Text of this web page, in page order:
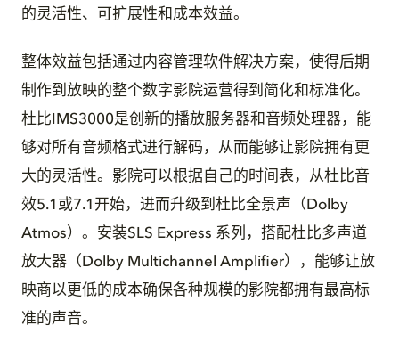
的灵活性、可扩展性和成本效益。
整体效益包括通过内容管理软件解决方案，使得后期
制作到放映的整个数字影院运营得到简化和标准化。
杜比IMS3000是创新的播放服务器和音频处理器，能
够对所有音频格式进行解码，从而能够让影院拥有更
大的灵活性。影院可以根据自己的时间表，从杜比音
效5.1或7.1开始，进而升级到杜比全景声（Dolby
Atmos）。安装SLS Express 系列，搭配杜比多声道
放大器（Dolby Multichannel Amplifier），能够让放
映商以更低的成本确保各种规模的影院都拥有最高标
准的声音。